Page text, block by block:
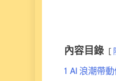
內容目錄
1 AI 浪潮帶